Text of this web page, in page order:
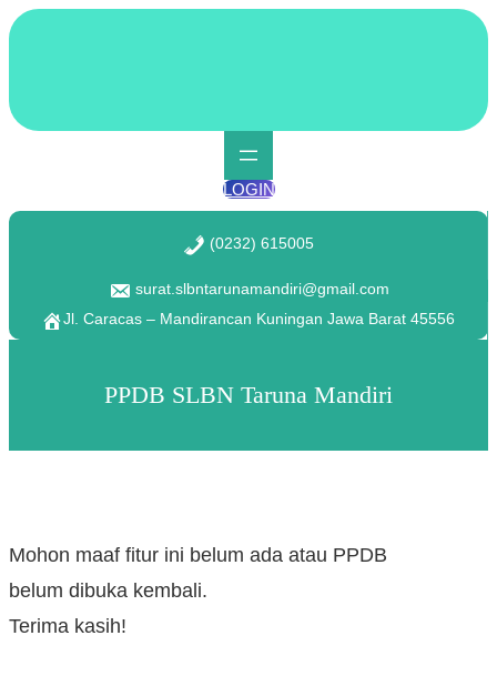
Lewati
ke
LOGIN
(0232) 615005
surat.slbntarunamandiri@gmail.com
Jl. Caracas – Mandirancan Kuningan Jawa Barat 45556
PPDB SLBN Taruna Mandiri
Mohon maaf fitur ini belum ada atau PPDB
belum dibuka kembali.
Terima kasih!